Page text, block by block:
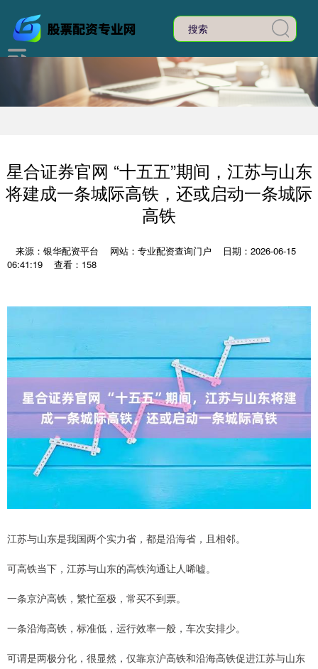
星合证券官网 “十五五”期间，江苏与山东
将建成一条城际高铁，还或启动一条城际
高铁
来源：银华配资平台 网站：专业配资查询门户
日期：2026-06-15
06:41:19
查看：158
江苏与山东是我国两个实力省，都是沿海省，且相邻。
可高铁当下，江苏与山东的高铁沟通让人唏嘘。
一条京沪高铁，繁忙至极，常买不到票。
一条沿海高铁，标准低，运行效率一般，车次安排少。
可谓是两极分化，很显然，仅靠京沪高铁和沿海高铁促进江苏与山东